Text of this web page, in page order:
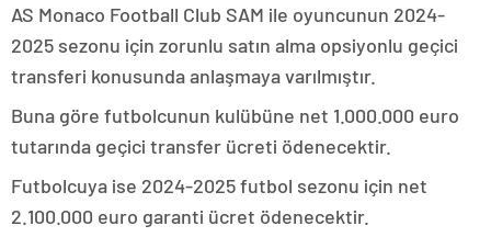
AS Monaco Football Club SAM ile oyuncunun 2024-
2025 sezonu için zorunlu satın alma opsiyonlu geçici
transferi konusunda anlaşmaya varılmıştır.
Buna göre futbolcunun kulübüne net 1.000.000 euro
tutarında geçici transfer ücreti ödenecektir.
Futbolcuya ise 2024-2025 futbol sezonu için net
2.100.000 euro garanti ücret ödenecektir.